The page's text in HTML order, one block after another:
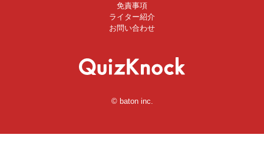
免責事項
ライター紹介
お問い合わせ
© baton inc.